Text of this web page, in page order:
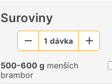
Suroviny
Menší
1 dávka
Větší
500-600 g menších
brambor